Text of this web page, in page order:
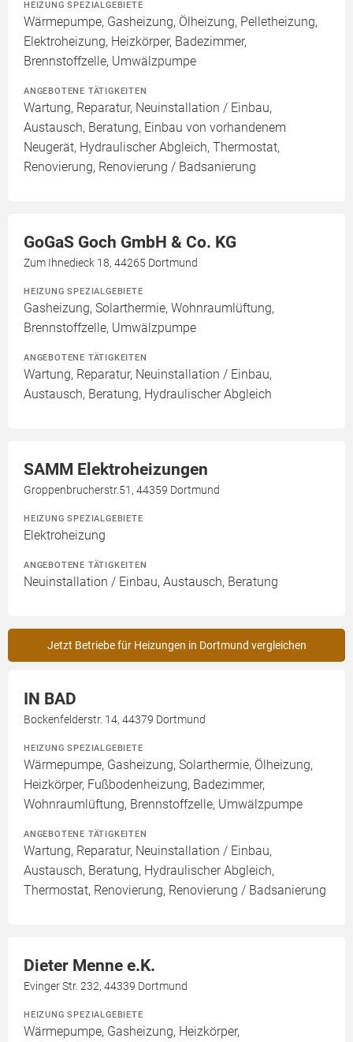
HEIZUNG SPEZIALGEBIETE
Wärmepumpe, Gasheizung, Ölheizung, Pelletheizung,
Elektroheizung, Heizkörper, Badezimmer,
Brennstoffzelle, Umwälzpumpe
ANGEBOTENE TÄTIGKEITEN
Wartung, Reparatur, Neuinstallation / Einbau,
Austausch, Beratung, Einbau von vorhandenem
Neugerät, Hydraulischer Abgleich, Thermostat,
Renovierung, Renovierung / Badsanierung
GoGaS Goch GmbH & Co. KG
Zum Ihnedieck 18, 44265 Dortmund
HEIZUNG SPEZIALGEBIETE
Gasheizung, Solarthermie, Wohnraumlüftung,
Brennstoffzelle, Umwälzpumpe
ANGEBOTENE TÄTIGKEITEN
Wartung, Reparatur, Neuinstallation / Einbau,
Austausch, Beratung, Hydraulischer Abgleich
SAMM Elektroheizungen
Groppenbrucherstr.51, 44359 Dortmund
HEIZUNG SPEZIALGEBIETE
Elektroheizung
ANGEBOTENE TÄTIGKEITEN
Neuinstallation / Einbau, Austausch, Beratung
Jetzt Betriebe für Heizungen in Dortmund vergleichen
IN BAD
Bockenfelderstr. 14, 44379 Dortmund
HEIZUNG SPEZIALGEBIETE
Wärmepumpe, Gasheizung, Solarthermie, Ölheizung,
Heizkörper, Fußbodenheizung, Badezimmer,
Wohnraumlüftung, Brennstoffzelle, Umwälzpumpe
ANGEBOTENE TÄTIGKEITEN
Wartung, Reparatur, Neuinstallation / Einbau,
Austausch, Beratung, Hydraulischer Abgleich,
Thermostat, Renovierung, Renovierung / Badsanierung
Dieter Menne e.K.
Evinger Str. 232, 44339 Dortmund
HEIZUNG SPEZIALGEBIETE
Wärmepumpe, Gasheizung, Heizkörper,